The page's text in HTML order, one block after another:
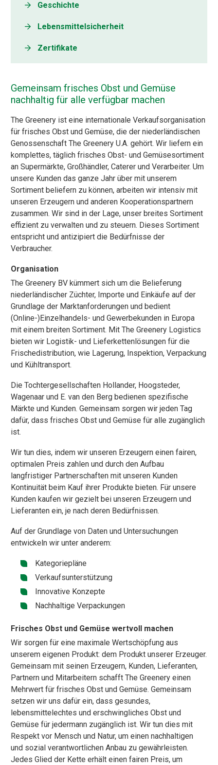
Geschichte
Lebensmittelsicherheit
Zertifikate
Gemeinsam frisches Obst und Gemüse
nachhaltig für alle verfügbar machen
The Greenery ist eine internationale Verkaufsorganisation
für frisches Obst und Gemüse, die der niederländischen
Genossenschaft The Greenery U.A. gehört. Wir liefern ein
komplettes, täglich frisches Obst- und Gemüsesortiment
an Supermärkte, Großhändler, Caterer und Verarbeiter. Um
unsere Kunden das ganze Jahr über mit unserem
Sortiment beliefern zu können, arbeiten wir intensiv mit
unseren Erzeugern und anderen Kooperationspartnern
zusammen. Wir sind in der Lage, unser breites Sortiment
effizient zu verwalten und zu steuern. Dieses Sortiment
entspricht und antizipiert die Bedürfnisse der
Verbraucher.
Organisation
The Greenery BV kümmert sich um die Belieferung
niederländischer Züchter, Importe und Einkäufe auf der
Grundlage der Marktanforderungen und bedient
(Online-)Einzelhandels- und Gewerbekunden in Europa
mit einem breiten Sortiment. Mit The Greenery Logistics
bieten wir Logistik- und Lieferkettenlösungen für die
Frischedistribution, wie Lagerung, Inspektion, Verpackung
und Kühltransport.
Die Tochtergesellschaften Hollander, Hoogsteder,
Wagenaar und E. van den Berg bedienen spezifische
Märkte und Kunden. Gemeinsam sorgen wir jeden Tag
dafür, dass frisches Obst und Gemüse für alle zugänglich
ist.
Wir tun dies, indem wir unseren Erzeugern einen fairen,
optimalen Preis zahlen und durch den Aufbau
langfristiger Partnerschaften mit unseren Kunden
Kontinuität beim Kauf ihrer Produkte bieten. Für unsere
Kunden kaufen wir gezielt bei unseren Erzeugern und
Lieferanten ein, je nach deren Bedürfnissen.
Auf der Grundlage von Daten und Untersuchungen
entwickeln wir unter anderem:
Kategoriepläne
Verkaufsunterstützung
Innovative Konzepte
Nachhaltige Verpackungen
Frisches Obst und Gemüse wertvoll machen
Wir sorgen für eine maximale Wertschöpfung aus
unserem eigenen Produkt: dem Produkt unserer Erzeuger.
Gemeinsam mit seinen Erzeugern, Kunden, Lieferanten,
Partnern und Mitarbeitern schafft The Greenery einen
Mehrwert für frisches Obst und Gemüse. Gemeinsam
setzen wir uns dafür ein, dass gesundes,
lebensmittelechtes und erschwingliches Obst und
Gemüse für jedermann zugänglich ist. Wir tun dies mit
Respekt vor Mensch und Natur, um einen nachhaltigen
und sozial verantwortlichen Anbau zu gewährleisten.
Jedes Glied der Kette erhält einen fairen Preis, um